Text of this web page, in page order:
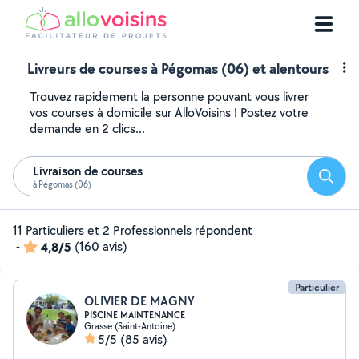
Livreurs de courses à Pégomas (06) et alentours
Trouvez rapidement la personne pouvant vous livrer
vos courses à domicile sur AlloVoisins ! Postez votre
demande en 2 clics...
Livraison de courses
à Pégomas (06)
11 Particuliers et 2 Professionnels répondent
-
4,8/5 (160 avis)
Particulier
OLIVIER DE MAGNY
PISCINE MAINTENANCE
Grasse (Saint-Antoine)
5/5 (85 avis)